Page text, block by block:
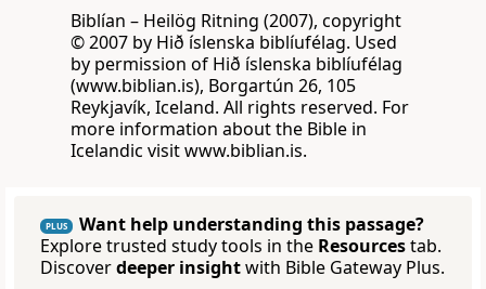
Biblían – Heilög Ritning (2007), copyright
© 2007 by Hið íslenska biblíufélag. Used
by permission of Hið íslenska biblíufélag
(www.biblian.is), Borgartún 26, 105
Reykjavík, Iceland. All rights reserved. For
more information about the Bible in
Icelandic visit www.biblian.is.
PLUS
Want help understanding this passage?
Explore trusted study tools in the Resourcestab.
Discoverdeeper insightwith Bible Gateway Plus.